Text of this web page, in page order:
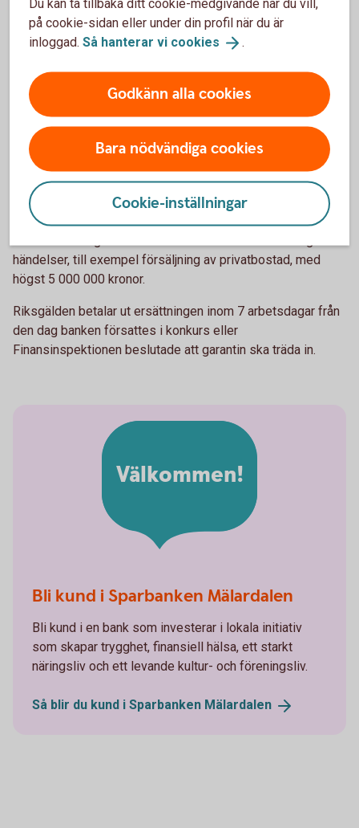
anmäl, uppmanar Anders Skepplund.
Anmäl bedrägerier till Sparbanken Mälardalen och
*Kontot omfattas av insättningsgarantin
Kontot omfattas av den statliga insättningsgarantin enligt
beslut av Riksgälden. Du som kontohavare har rätt till
ersättning för din sammanlagda kontobehållning i banken
med ett belopp om högst 1 150 000 kronor. Utöver det kan
du enligt lag under vissa förutsättningar få ersättning för
händelser, till exempel försäljning av privatbostad, med
högst 5 000 000 kronor.
Riksgälden betalar ut ersättningen inom 7 arbetsdagar från
den dag banken försattes i konkurs eller
Finansinspektionen beslutade att garantin ska träda in.
Bli kund i Sparbanken Mälardalen
Bli kund i en bank som investerar i lokala initiativ
som skapar trygghet, finansiell hälsa, ett starkt
näringsliv och ett levande kultur- och föreningsliv.
Så blir du kund i Sparbanken Mälardalen
Välkommen!
Du kan ta tillbaka ditt cookie-medgivande när du vill,
på cookie-sidan eller under din profil när du är
inloggad. Så hanterar vi cookies .
Godkänn alla cookies
Bara nödvändiga cookies
Cookie-inställningar